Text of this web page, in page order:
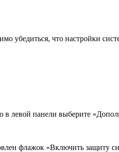
убедиться, что настройки
в левой панели выберите
флажок «Включить защиту